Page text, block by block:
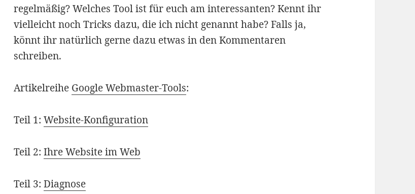
regelmäßig? Welches Tool ist für euch am interessanten? Kennt ihr
vielleicht noch Tricks dazu, die ich nicht genannt habe? Falls ja,
könnt ihr natürlich gerne dazu etwas in den Kommentaren
schreiben.
Artikelreihe Google Webmaster-Tools:
Teil 1:Website-Konfiguration
Teil 2:Ihre Website im Web
Teil 3:Diagnose